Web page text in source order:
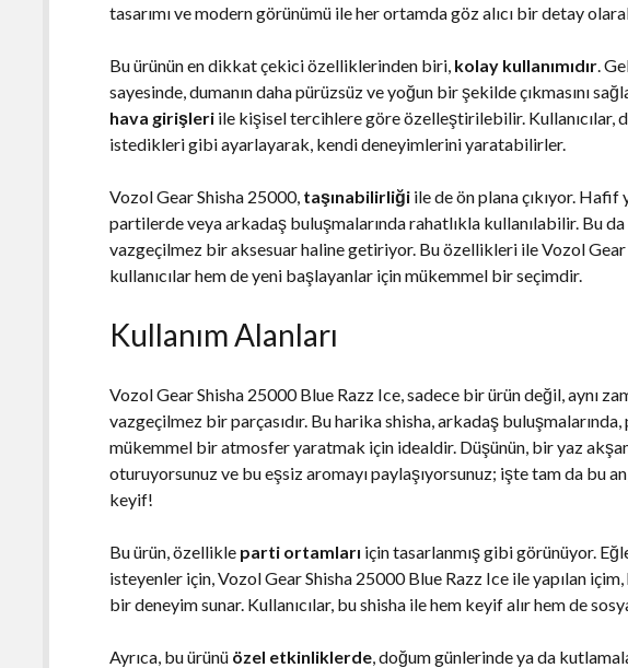
tasarımı ve modern görünümü ile her ortamda göz alıcı bir detay
Bu ürünün en dikkat çekici özelliklerinden biri, kolay kullanımıdır.
sayesinde, dumanın daha pürüzsüz ve yoğun bir şekilde çıkmasını
hava girişleri ile kişisel tercihlere göre özelleştirilebilir. Kullanıcılar,
istedikleri gibi ayarlayarak, kendi deneyimlerini yaratabilirler.
Vozol Gear Shisha 25000, taşınabilirliği ile de ön plana çıkıyor. Hafif
partilerde veya arkadaş buluşmalarında rahatlıkla kullanılabilir. Bu
vazgeçilmez bir aksesuar haline getiriyor. Bu özellikleri ile Vozol
kullanıcılar hem de yeni başlayanlar için mükemmel bir seçimdir.
Kullanım Alanları
Vozol Gear Shisha 25000 Blue Razz Ice, sadece bir ürün değil, aynı
vazgeçilmez bir parçasıdır. Bu harika shisha, arkadaş
mükemmel bir atmosfer yaratmak için idealdir. Düşünün, bir yaz
oturuyorsunuz ve bu eşsiz aromayı paylaşıyorsunuz; işte tam da bu
keyif!
Bu ürün, özellikle parti ortamları için tasarlanmış gibi görünüyor.
isteyenler için, Vozol Gear Shisha 25000 Blue Razz Ice ile yapılan
bir deneyim sunar. Kullanıcılar, bu shisha ile hem keyif alır hem de
Ayrıca, bu ürünü özel etkinliklerde, doğum günlerinde ya da